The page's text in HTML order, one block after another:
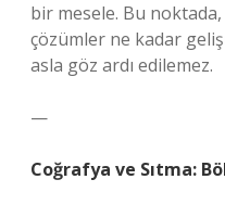
bir mesele. Bu
çözümler ne kadar
asla göz ardı edilemez.
—
Coğrafya ve Sıtma: